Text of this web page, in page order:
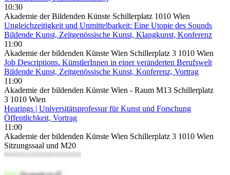
10:30
Akademie der Bildenden Künste Schillerplatz 1010 Wien
Ungleichzeitigkeit und Unmittelbarkeit: Eine Utopie des Sounds
Bildende Kunst, Zeitgenössische Kunst, Klangkunst, Konferenz
11:00
Akademie der bildenden Künste Wien Schillerplatz 3 1010 Wien
Job Descriptions. KünstlerInnen in einer veränderten Berufswelt
Bildende Kunst, Zeitgenössische Kunst, Konferenz, Vortrag
11:00
Akademie der bildenden Künste Wien - Raum M13 Schillerplatz
3 1010 Wien
Hearings | Universitätsprofessur für Kunst und Forschung
Öffentlichkeit, Vortrag
11:00
Akademie der bildenden Künste Wien Schillerplatz 3 1010 Wien
Sitzungssaal und M20